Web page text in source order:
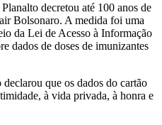
decretou até 100 anos de
Bolsonaro. A medida foi uma
da Lei de Acesso à Informação
dados de doses de imunizantes
que os dados do cartão
à vida privada, à honra e